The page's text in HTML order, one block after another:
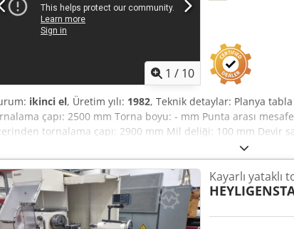
1 / 10
ikinci el, Üretim yılı: 1982, Teknik detaylar: Planya
çapı: 2500 mm Torna boyu: - mm Punta arası
tornalama çapı: 2900 mm Mil deliği: 100 mm Devir
tornalama 0,12-31,5 mm/dak, alın tornalama 0,12-45
arası maksimum iş parçası ağırlığı: 400.000 kg
komponentlerle birlikte yaklaşık 29,0 t Makine ölçüleri
3 eksenli ölçüm sistemi Kumanda paneli Rittal elektrik
Kayarlı yataklı